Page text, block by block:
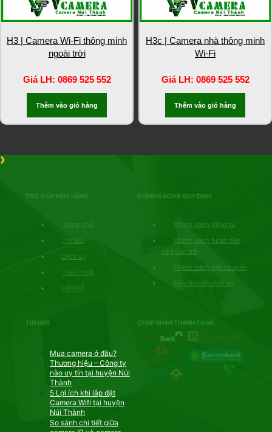
H3 | Camera Wi-Fi thông minh
ngoài trời
Giá LH: 0869 525 552
Thêm vào giỏ hàng
H3c | Camera nhà thông minh
Wi-Fi
Giá LH: 0869 525 552
Thêm vào giỏ hàng
TRỢ GIÚP MUA HÀNG
Trang chủ
Tin tức
Dịch vụ
Thủ Thuật
Liên hệ
CHÍNH SÁCH & QUY ĐỊNH
Chính sách riêng tư
Chính sách hoàn tiền
và hoàn trả
Chính sách vận chuyển
Điều khoản dịch vụ
TIN MỚI
Mua camera ở đâu?
Thương hiệu – Công ty
nào uy tín tại huyện Núi
Thành
5 Lợi ích khi lắp đặt
Camera Wifi tại huyện
Núi Thành
So sánh chi tiết giữa
CHẤP NHẬN THANH TOÁN